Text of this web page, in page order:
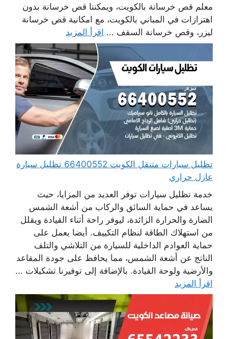
معلم قص خرسانة بالكويت، ويمكننا قص خرسانة بدون
اهتزازات في المباني بالكويت، مع امكانية قص خرسانة
ليزر، وقص خرسانة السقف ... اقرأ المزيد
تظليل سيارات متنقل الكويت 66400552 تظليل سيارة
عازل حراري
خدمة تظليل سيارات توفر العديد من المزايا، حيث
يساعد في حماية السائق والركاب من أشعة الشمس
الضارة والحرارة الزائدة، ليوفر راحة أثناء القيادة ويقلل
من استهلاك الطاقة لنظام التكييف. أيضا يعمل على
حماية العوادم الداخلية للسيارة من التلاشي والتلف
الناتج عن أشعة الشمس، مما يحافظ على جودة المقاعد
والأرضية ولوحة القيادة. بالإضافة إلى توفيرنا تشكيلات ...
اقرأ المزيد